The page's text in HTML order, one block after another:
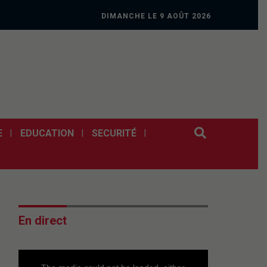
DIMANCHE LE 9 AOÛT 2026
EDUCATION SECURITÉ
En direct